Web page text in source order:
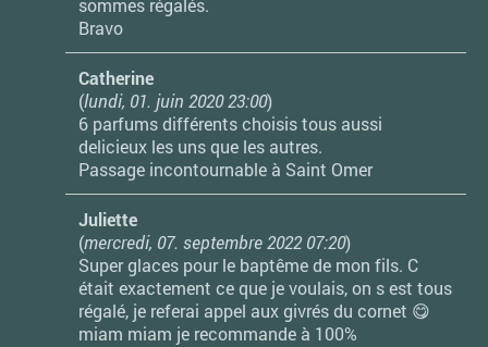
sommes régalés.
Bravo
Catherine
(lundi, 01. juin 2020 23:00)
6 parfums différents choisis tous aussi
delicieux les uns que les autres.
Passage incontournable à Saint Omer
Juliette
(mercredi, 07. septembre 2022 07:20)
Super glaces pour le baptême de mon fils. C
était exactement ce que je voulais, on s est tous
régalé, je referai appel aux givrés du cornet 😋
miam miam je recommande à 100%